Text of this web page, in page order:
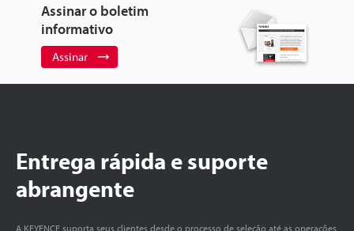
Assinar o boletim
informativo
Assinar
Entrega rápida e suporte
abrangente
A KEYENCE suporta seus clientes desde o processo de seleção até as operações